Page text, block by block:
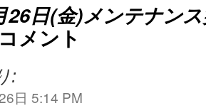
26日(金)メンテナン
メント
:
日 5:14 PM